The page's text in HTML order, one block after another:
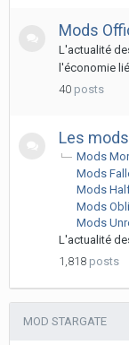
Mods
L'actualité
l'économie
40 posts
Les
Mods
Mods
Mods
Mods
Mods
L'actualité
1,818 posts
MOD STARGATE